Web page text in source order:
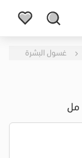
غسول البشرة